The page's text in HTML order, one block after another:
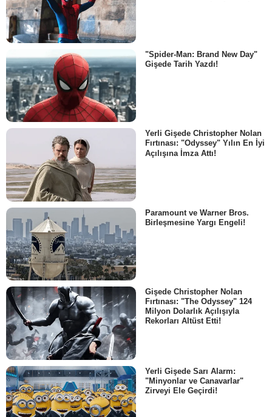
"Spider-Man: Brand New Day"
Gişede Tarih Yazdı!
Yerli Gişede Christopher Nolan
Fırtınası: "Odyssey" Yılın En İyi
Açılışına İmza Attı!
Paramount ve Warner Bros.
Birleşmesine Yargı Engeli!
Gişede Christopher Nolan
Fırtınası: "The Odyssey" 124
Milyon Dolarlık Açılışıyla
Rekorları Altüst Etti!
Yerli Gişede Sarı Alarm:
"Minyonlar ve Canavarlar"
Zirveyi Ele Geçirdi!